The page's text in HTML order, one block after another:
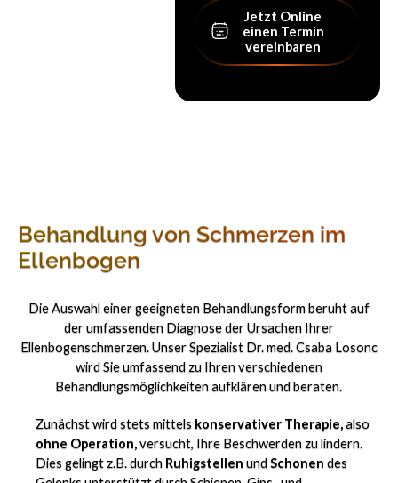
Jetzt Online
einen Termin
vereinbaren
Jetzt Online
Behandlung von Schmerzen im
Ellenbogen
Die Auswahl einer geeigneten Behandlungsform beruht auf
der umfassenden Diagnose der Ursachen Ihrer
Ellenbogenschmerzen. Unser Spezialist Dr. med. Csaba Losonc
wird Sie umfassend zu Ihren verschiedenen
Behandlungsmöglichkeiten aufklären und beraten.
Zunächst wird stets mittels konservativer Therapie,also
ohne Operation,versucht, Ihre Beschwerden zu lindern.
Dies gelingt z.B. durch Ruhigstellen undSchonen des